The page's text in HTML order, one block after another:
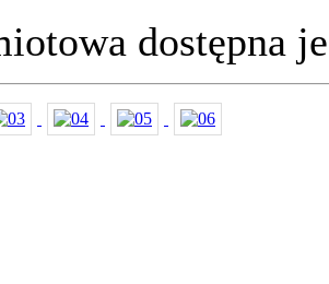
dostępna